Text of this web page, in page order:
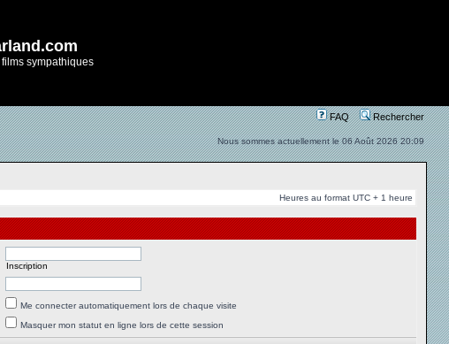
sympathiques
FAQ Rechercher
Nous sommes actuellement le 06 Août 2026 20:09
Heures au format UTC + 1 heure
Inscription
Me connecter automatiquement lors de chaque visite
Masquer mon statut en ligne lors de cette session